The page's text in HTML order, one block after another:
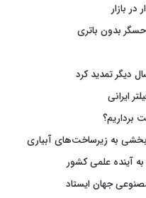
بازار
بدون باتری
برداریم؟
به زیرساخت‌های آبیاری
آینده علمی کشور
جهان ایستاد